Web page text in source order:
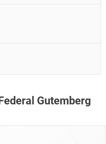
Gutemberg